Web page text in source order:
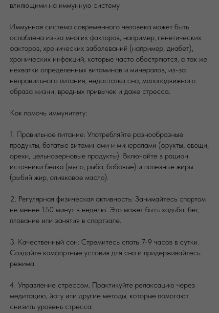
влияющими на иммунную систему.
Иммунная система современного человека может быть
ослаблена из-за многих факторов, например, генетических
факторов, хронических заболеваний (например, диабет),
хронических инфекций, которые часто обостряются, а так же
нехватки определенных витаминов и минералов, из-за
неправильного питания, недостатка сна, малоподвижного
образа жизни, вредных привычек и даже стресса.
Как помочь иммунитету:
1.⁠ ⁠Правильное питание: Употребляйте разнообразные
продукты, богатые витаминами и минералами (фрукты, овощи,
орехи, цельнозерновые продукты). Включайте в рацион
источники белка (мясо, рыба, бобовые) и полезные жиры
(рыбий жир, оливковое масло).
2.⁠ ⁠Регулярная физическая активность: Занимайтесь спортом
не менее 150 минут в неделю. Это может быть ходьба, бег,
плавание или занятия в спортзале.
3.⁠ ⁠Качественный сон: Стремитесь спать 7-9 часов в сутки.
Создайте комфортные условия для сна и придерживайтесь
режима.
4.⁠ ⁠Управление стрессом: Практикуйте релаксацию через
медитацию, йогу или другие методы, которые помогают
снизить уровень стресса.